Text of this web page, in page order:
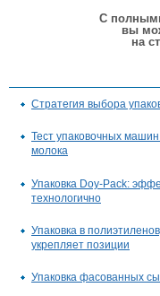
С
вы
на
Стратегия выбора
Тест упаковочных
молока
Упаковка Doy-Pack:
технологично
Упаковка в
укрепляет позиции
Упаковка фасованных